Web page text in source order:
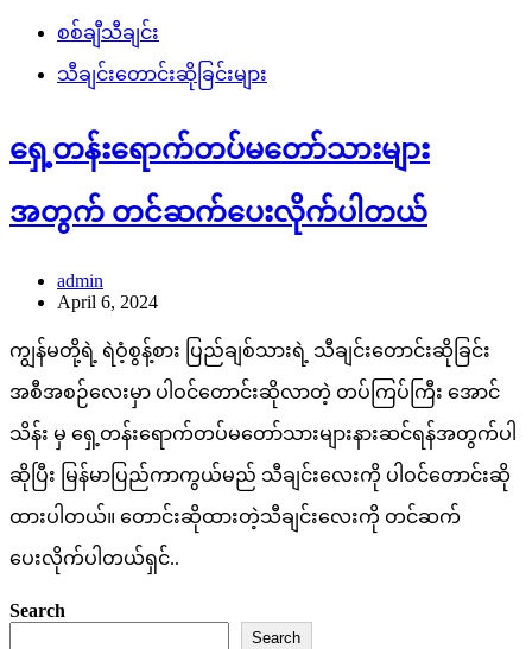
စစ်ချီသီချင်း
သီချင်းတောင်းဆိုခြင်းများ
ရှေ့တန်းရောက်တပ်မတော်သားများ
အတွက် တင်ဆက်ပေးလိုက်ပါတယ်
admin
April 6, 2024
ကျွန်မတို့ရဲ့ ရဲဝံ့စွန့်စား ပြည်ချစ်သားရဲ့ သီချင်းတောင်းဆိုခြင်း
အစီအစဉ်လေးမှာ ပါဝင်တောင်းဆိုလာတဲ့ တပ်ကြပ်ကြီး အောင်
သိန်း မှ ရှေ့တန်းရောက်တပ်မတော်သားများနားဆင်ရန်အတွက်ပါ
ဆိုပြီး မြန်မာပြည်ကာကွယ်မည် သီချင်းလေးကို ပါဝင်တောင်းဆို
ထားပါတယ်။ တောင်းဆိုထားတဲ့သီချင်းလေးကို တင်ဆက်
ပေးလိုက်ပါတယ်ရှင်..
Search
Search